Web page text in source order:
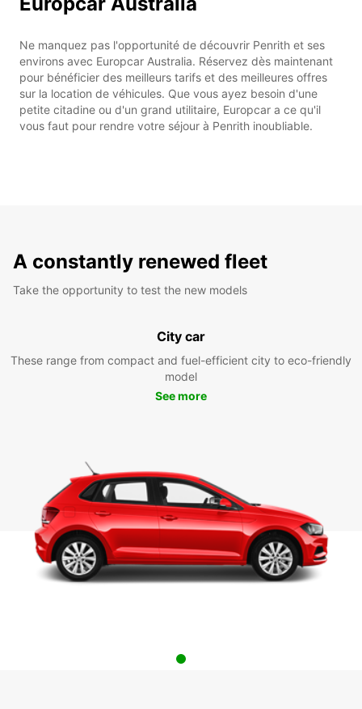
Ne manquez pas l'opportunité de découvrir Penrith et ses
environs avec Europcar Australia. Réservez dès maintenant
pour bénéficier des meilleurs tarifs et des meilleures offres
sur la location de véhicules. Que vous ayez besoin d'une
petite citadine ou d'un grand utilitaire, Europcar a ce qu'il
vous faut pour rendre votre séjour à Penrith inoubliable.
A constantly renewed fleet
Take the opportunity to test the new models
City car
These range from compact and fuel-efficient city to eco-friendly
model
See more